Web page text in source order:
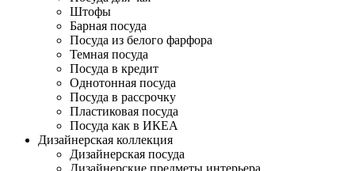
Штофы
Барная посуда
Посуда из белого фарфора
Темная посуда
Посуда в кредит
Однотонная посуда
Посуда в рассрочку
Пластиковая посуда
Посуда как в ИКЕА
Дизайнерская коллекция
Дизайнерская посуда
Дизайнерские предметы интерьера